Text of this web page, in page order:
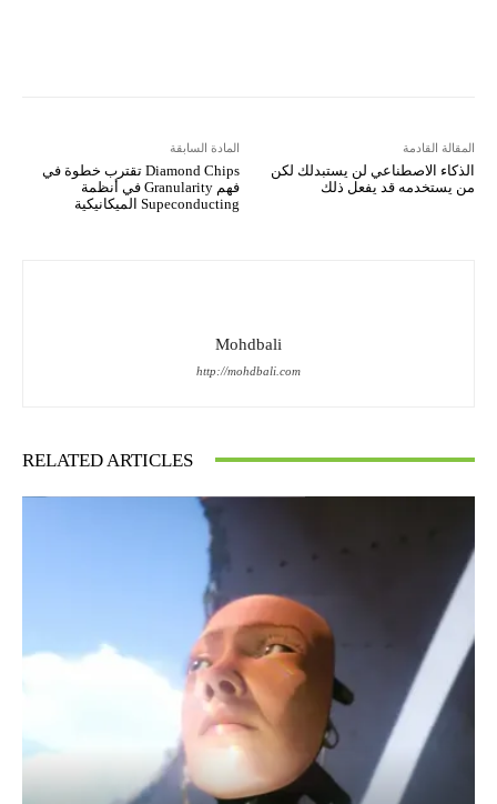
المادة السابقة
Diamond Chips تقترب خطوة في
فهم Granularity في أنظمة
Supeconducting الميكانيكية
المقالة القادمة
الذكاء الاصطناعي لن يستبدلك لكن
من يستخدمه قد يفعل ذلك
Mohdbali
http://mohdbali.com
RELATED ARTICLES